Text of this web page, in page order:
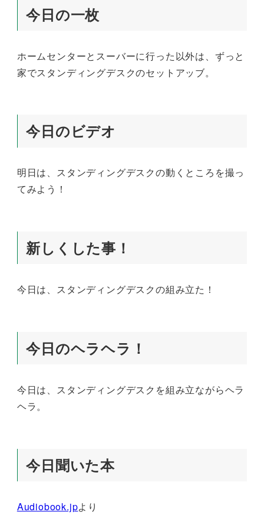
今日の一枚
ホームセンターとスーバーに行った以外は、ずっと
家でスタンディングデスクのセットアッブ。
今日のビデオ
明日は、スタンディングデスクの動くところを撮っ
てみよう！
新しくした事！
今日は、スタンディングデスクの組み立た！
今日のヘラヘラ！
今日は、スタンディングデスクを組み立ながらヘラ
ヘラ。
今日聞いた本
Audiobook.jpより